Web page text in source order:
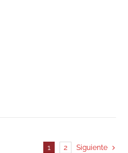
1 2 Siguiente